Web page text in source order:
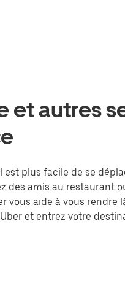
et autres
est plus facile de se
des amis au restaurant
vous aide à vous rendre
et entrez votre